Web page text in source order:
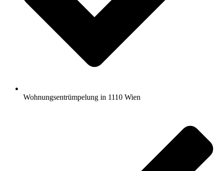
Wohnungsentrümpelung in 1110 Wien